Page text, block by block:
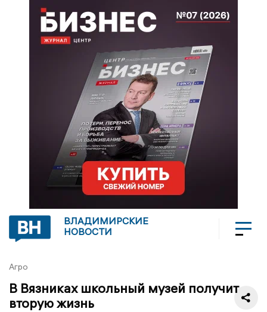
ВЛАДИМИРСКИЕ
НОВОСТИ
Агро
В Вязниках школьный музей получит
вторую жизнь